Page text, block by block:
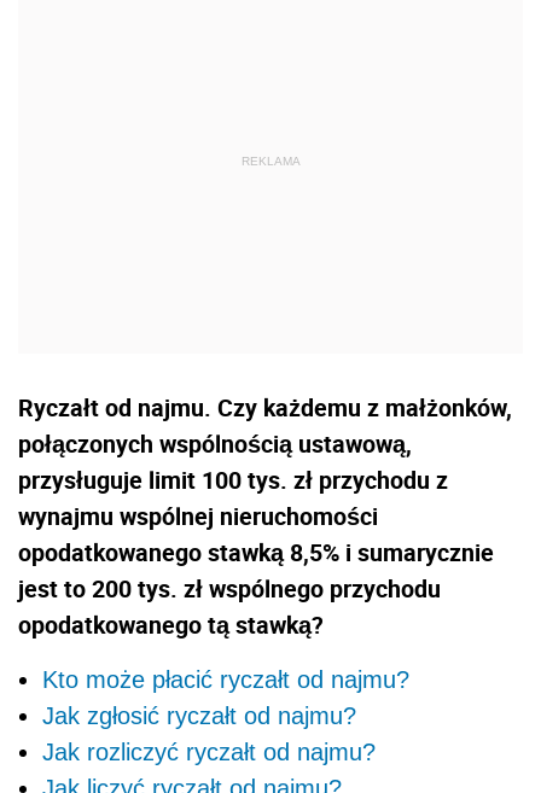
Ryczałt od najmu. Czy każdemu z małżonków,
połączonych wspólnością ustawową,
przysługuje limit 100 tys. zł przychodu z
wynajmu wspólnej nieruchomości
opodatkowanego stawką 8,5% i sumarycznie
jest to 200 tys. zł wspólnego przychodu
opodatkowanego tą stawką?
Kto może płacić ryczałt od najmu?
Jak zgłosić ryczałt od najmu?
Jak rozliczyć ryczałt od najmu?